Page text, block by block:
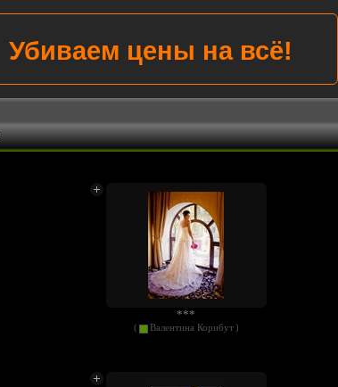
Убиваем цены на всё!
***
( Валентина Корибут )